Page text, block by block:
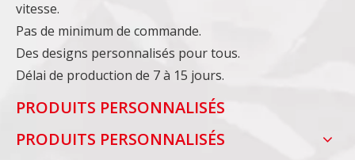
vitesse.
Pas de minimum de commande.
Des designs personnalisés pour tous.
Délai de production de 7 à 15 jours.
PRODUITS PERSONNALISÉS
PRODUITS PERSONNALISÉS